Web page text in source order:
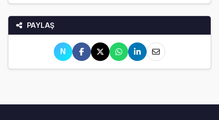
PAYLAŞ
N